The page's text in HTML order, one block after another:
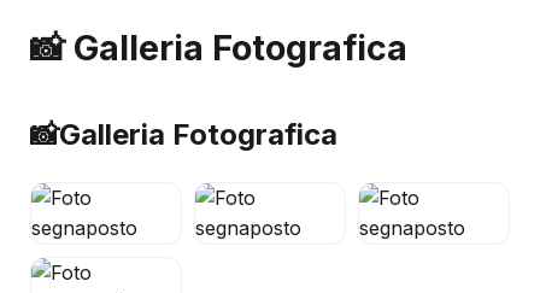
📸 Galleria Fotografica
📸Galleria Fotografica